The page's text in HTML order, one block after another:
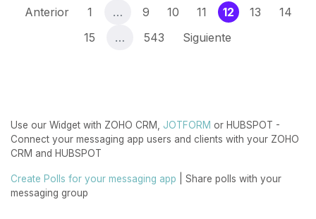
Anterior 1 … 9 10 11 12(current)
13
14
15
… 543 Siguiente
Use our Widget with ZOHO CRM, JOTFORM or HUBSPOT -
Connect your messaging app users and clients with your ZOHO
CRM and HUBSPOT
Create Polls for your messaging app | Share polls with your
messaging group